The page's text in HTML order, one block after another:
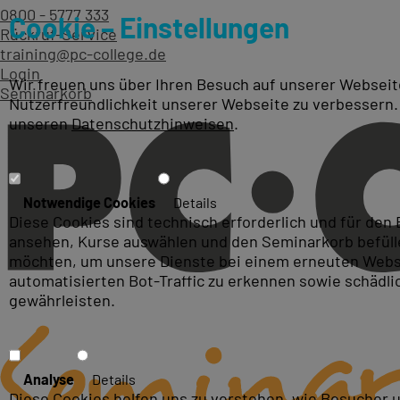
0800 - 5777 333
Rückruf-Service
training@pc-college.de
Login
Seminarkorb
Lexware Schulungen &
Cookie – Einstellungen
Wir freuen uns über Ihren Besuch auf unserer
Nutzerfreundlichkeit unserer Webseite zu
unserenDatenschutzhinweisen.
Notwendige Cookies Details
Diese Cookies sind technisch erforderlich und für
ansehen, Kurse auswählen und den Seminarkorb
möchten, um unsere Dienste bei einem erneuten
automatisierten Bot-Traffic zu erkennen sowie
gewährleisten.
Analyse Details